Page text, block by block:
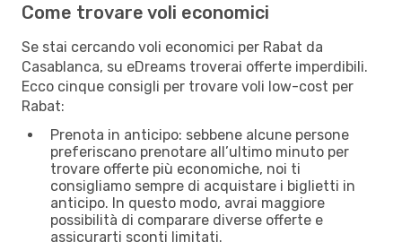
Come trovare voli economici
Se stai cercando voli economici per Rabat da
Casablanca, su eDreams troverai offerte imperdibili.
Ecco cinque consigli per trovare voli low-cost per
Rabat:
Prenota in anticipo: sebbene alcune persone
preferiscano prenotare all’ultimo minuto per
trovare offerte più economiche, noi ti
consigliamo sempre di acquistare i biglietti in
anticipo. In questo modo, avrai maggiore
possibilità di comparare diverse offerte e
assicurarti sconti limitati.